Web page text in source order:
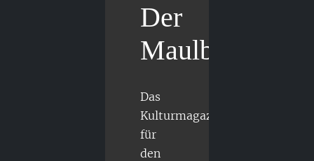
Der
Maulbär
Das
Kulturmagazin
für
den